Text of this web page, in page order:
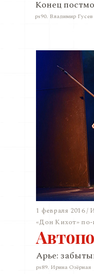
Конец
ps90. Владимир Гусев
1 февраля 2016 /
«Дон Кихот» по-
Арье:
ps89. Ирина Озёрная